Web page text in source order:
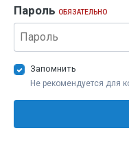
Пароль ОБЯЗАТЕЛЬНО
Запомнить
Не рекомендуется для